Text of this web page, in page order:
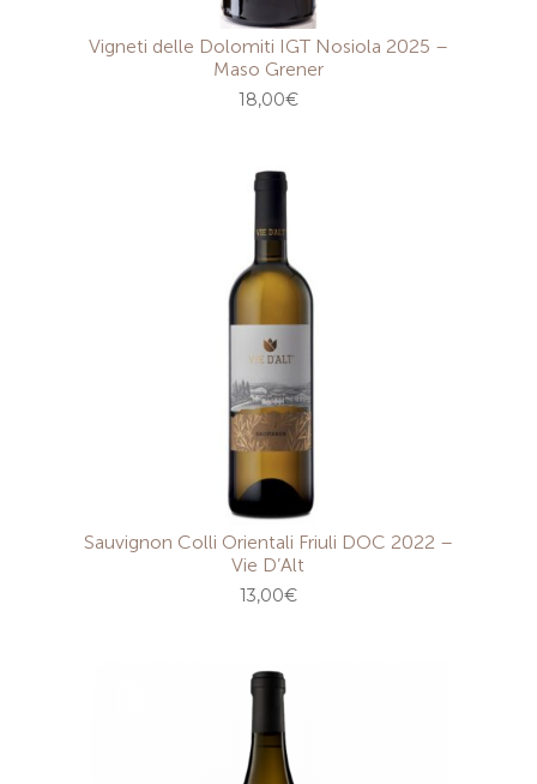
Vigneti delle Dolomiti IGT Nosiola 2025 –
Maso Grener
18,00€
Sauvignon Colli Orientali Friuli DOC 2022 –
Vie D’Alt
13,00€